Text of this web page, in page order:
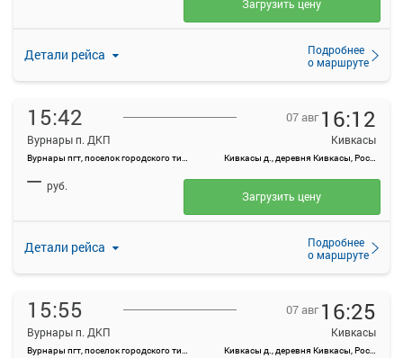
Детали рейса
Подробнее
о маршруте
Загрузить цену
15:42
Вурнары п. ДКП
Вурнары пгт, поселок городского типа Вурнары, Россия
07 авг 16:12
Кивкасы
Кивкасы д., деревня Кивкасы, Россия
Детали рейса
Подробнее
о маршруте
— руб.
Загрузить цену
15:55
Вурнары п. ДКП
Вурнары пгт, поселок городского типа Вурнары, Россия
07 авг 16:25
Кивкасы
Кивкасы д., деревня Кивкасы, Россия